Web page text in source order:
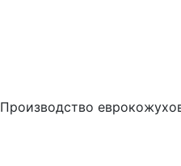
Производство